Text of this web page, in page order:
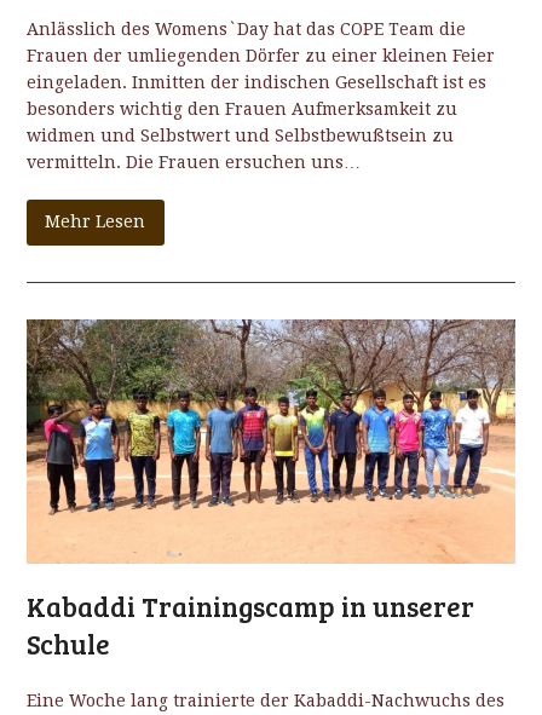
Anlässlich des Womens`Day hat das COPE Team die
Frauen der umliegenden Dörfer zu einer kleinen Feier
eingeladen. Inmitten der indischen Gesellschaft ist es
besonders wichtig den Frauen Aufmerksamkeit zu
widmen und Selbstwert und Selbstbewußtsein zu
vermitteln. Die Frauen ersuchen uns…
Mehr Lesen
Kabaddi Trainingscamp in unserer
Schule
Eine Woche lang trainierte der Kabaddi-Nachwuchs des